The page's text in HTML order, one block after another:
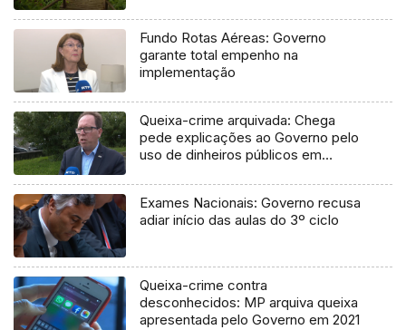
Fundo Rotas Aéreas: Governo
garante total empenho na
implementação
Queixa-crime arquivada: Chega
pede explicações ao Governo pelo
uso de dinheiros públicos em
Exames Nacionais: Governo recusa
adiar início das aulas do 3º ciclo
Queixa-crime contra
desconhecidos: MP arquiva queixa
apresentada pelo Governo em 2021